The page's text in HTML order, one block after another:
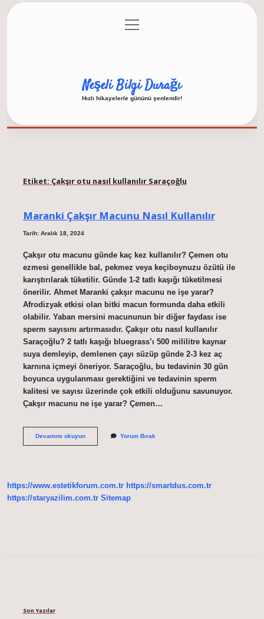
Gizlilik Politikası
menüyü
aç
Neşeli Bilgi Durağı
Hızlı hikayelerle gününü şenlendir!
Etiket: Çakşır otu nasıl kullanılır Saraçoğlu
Maranki Çakşır Macunu Nasıl Kullanılır
Tarih: Aralık 18, 2024
Çakşır otu macunu günde kaç kez kullanılır? Çemen otu
ezmesi genellikle bal, pekmez veya keçiboynuzu özütü ile
karıştırılarak tüketilir. Günde 1-2 tatlı kaşığı tüketilmesi
önerilir. Ahmet Maranki çakşır macunu ne işe yarar?
Afrodizyak etkisi olan bitki macun formunda daha etkili
olabilir. Yaban mersini macununun bir diğer faydası ise
sperm sayısını artırmasıdır. Çakşır otu nasıl kullanılır
Saraçoğlu? 2 tatlı kaşığı bluegrass’ı 500 mililitre kaynar
suya demleyip, demlenen çayı süzüp günde 2-3 kez aç
karnına içmeyi öneriyor. Saraçoğlu, bu tedavinin 30 gün
boyunca uygulanması gerektiğini ve tedavinin sperm
kalitesi ve sayısı üzerinde çok etkili olduğunu savunuyor.
Çakşır macunu ne işe yarar? Çemen…
Devamını okuyunMaranki
Yorum Bırak
https://www.estetikforum.com.tr https://smartdus.com.tr
https://staryazilim.com.tr Sitemap
Son Yazılar